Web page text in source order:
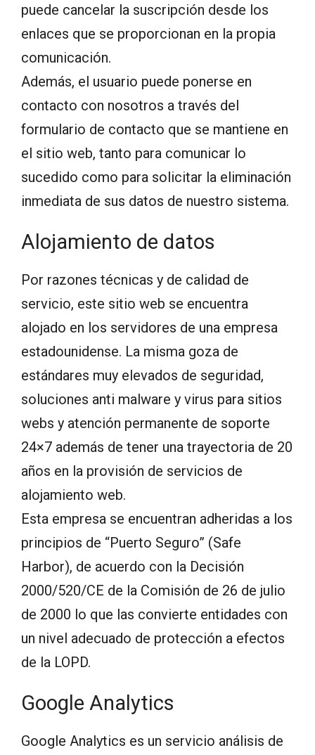
puede cancelar la suscripción desde los
enlaces que se proporcionan en la propia
comunicación.
Además, el usuario puede ponerse en
contacto con nosotros a través del
formulario de contacto que se mantiene en
el sitio web, tanto para comunicar lo
sucedido como para solicitar la eliminación
inmediata de sus datos de nuestro sistema.
Alojamiento de datos
Por razones técnicas y de calidad de
servicio, este sitio web se encuentra
alojado en los servidores de una empresa
estadounidense. La misma goza de
estándares muy elevados de seguridad,
soluciones anti malware y virus para sitios
webs y atención permanente de soporte
24×7 además de tener una trayectoria de 20
años en la provisión de servicios de
alojamiento web.
Esta empresa se encuentran adheridas a los
principios de “Puerto Seguro” (Safe
Harbor), de acuerdo con la Decisión
2000/520/CE de la Comisión de 26 de julio
de 2000 lo que las convierte entidades con
un nivel adecuado de protección a efectos
de la LOPD.
Google Analytics
Google Analytics es un servicio análisis de